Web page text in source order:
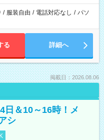
/ 服装自由 / 電話対応なし / パソ
る 詳細へ
掲載日：2026.08.06
日＆10～16時！メ
シ